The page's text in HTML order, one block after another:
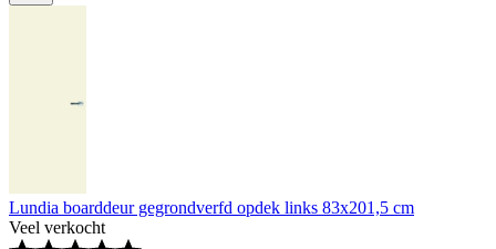
Lundia boarddeur gegrondverfd opdek links 83x201,5 cm
Veel verkocht